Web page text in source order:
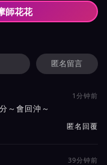
師花花
匿名留言
1分钟前
～會回沖～
匿名回覆
39分钟前